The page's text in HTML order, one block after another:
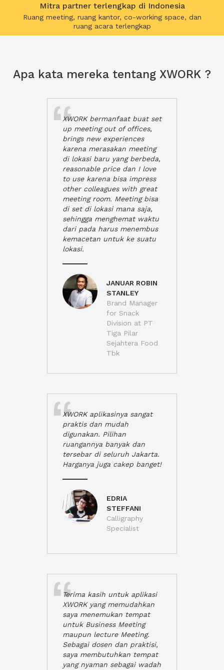
Mitra partner terlengkap di Indonesia
Ruang meeting, ruang kantor, co-working space, dan
ruang acara terlengkap
Apa kata mereka tentang XWORK ?
XWORK bermanfaat buat set
up meeting out of offices,
brings new experiences
karena merasakan meeting
di lokasi baru yang berbeda,
reasonable price dan I love
to use karena bisa impress
other colleagues with great
meeting room. Meeting bisa
di set di lokasi mana saja,
sehingga menghemat waktu
dari pada harus menembus
kemacetan untuk ke suatu
lokasi.
JANUAR ROBIN
STANLEY
Brand Manager
for Snack
Division at PT
Tiga Pilar
Sejahtera Food
Tbk
XWORK aplikasinya sangat
praktis dan mudah
digunakan. Pilihan
ruangannya banyak dan
tersebar di seluruh Jakarta.
Harganya juga cakep banget!
EDRIA
STEFFANI
Calligraphy
Specialist
Terima kasih untuk aplikasi
XWORK yang memudahkan
saya menemukan tempat
untuk Business Meeting
maupun lecture Meeting.
Sebagai dosen dan praktisi,
saya membutuhkan tempat
yang nyaman sebagai wadah